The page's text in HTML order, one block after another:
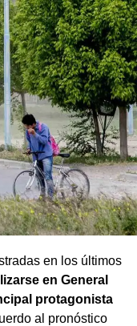
encontró el teléfono
oculto en el
por la
Además,
en efectivo
en los últimos
en General
protagonista
al pronóstico